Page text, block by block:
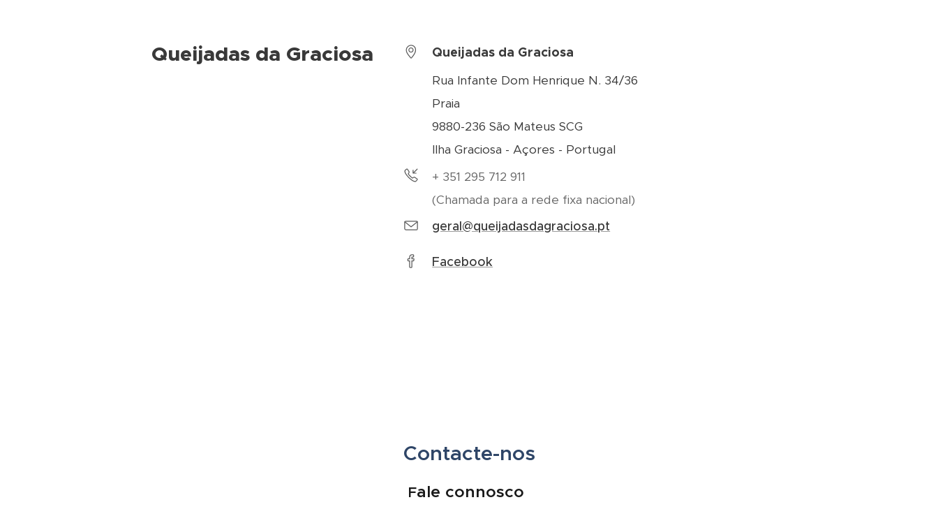
Queijadas da Graciosa Queijadas da Graciosa
Rua Infante Dom Henrique N. 34/36
Praia
9880-236 São Mateus SCG
Ilha Graciosa - Açores - Portugal
+ 351 295 712 911
(Chamada para a rede fixa nacional)
geral@queijadasdagraciosa.pt
Facebook
Contacte-nos
Fale connosco